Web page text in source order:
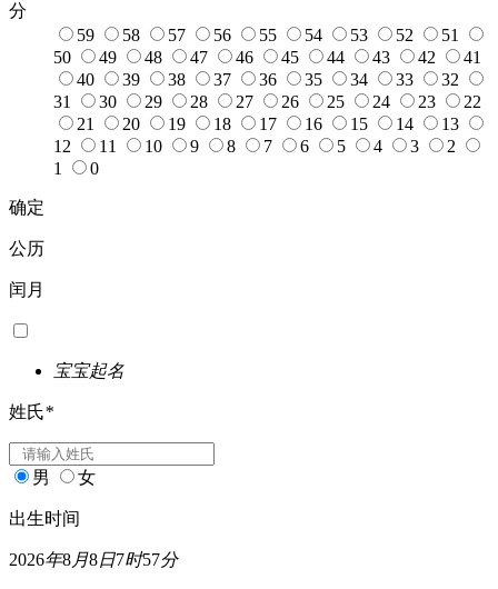
分
59
58 57 56 55 54 53 52
51
50
49 48 47 46 45 44 43 42
41
40
39 38 37 36 35 34 33
32
31
30 29 28 27 26 25 24 23
22
21
20 19 18 17 16 15 14
13
12
11 10 9 8 7 6 5 4 3
2
1
0
确定
公历
闰月
宝宝起名
姓氏*
男 女
出生时间
2026年8月8日7时57分